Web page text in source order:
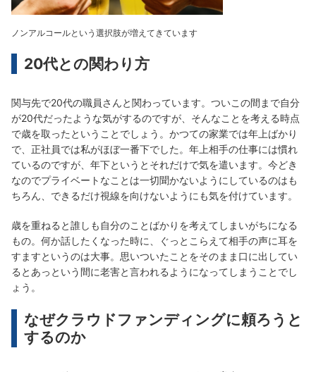
ノンアルコールという選択肢が増えてきています
20代との関わり方
関与先で20代の職員さんと関わっています。ついこの間まで自分
が20代だったような気がするのですが、そんなことを考える時点
で歳を取ったということでしょう。かつての家業では年上ばかり
で、正社員では私がほぼ一番下でした。年上相手の仕事には慣れ
ているのですが、年下というとそれだけで気を遣います。今どき
なのでプライベートなことは一切聞かないようにしているのはも
ちろん、できるだけ視線を向けないようにも気を付けています。
歳を重ねると誰しも自分のことばかりを考えてしまいがちになる
もの。何か話したくなった時に、ぐっとこらえて相手の声に耳を
すますというのは大事。思いついたことをそのまま口に出してい
るとあっという間に老害と言われるようになってしまうことでし
ょう。
なぜクラウドファンディングに頼ろうと
するのか